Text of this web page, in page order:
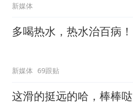
新媒体
多喝热水，热水治百病！
新媒体 69跟贴
这滑的挺远的哈，棒棒哒